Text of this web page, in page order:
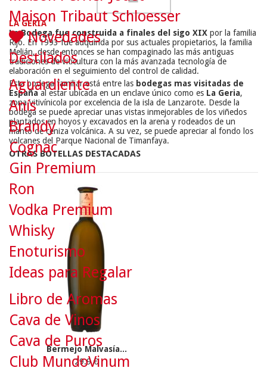
LA GERIA
La Bodega fue construida a finales del sigo XIX por la familia
Rijo. En 1993 fue adquirida por sus actuales propietarios, la familia
Melián, desde entonces se han compaginado las más antiguas
tradiciones de viticultura con la más avanzada tecnología de
elaboración en el seguimiento del control de calidad.
Esta bodega familiar está entre las bodegas mas visitadas de
Españaal estar ubicada en un enclave único como es La Geria,
zona vitivínicola por excelencia de la isla de Lanzarote. Desde la
bodega se puede apreciar unas vistas inmejorables de los viñedos
plantados en hoyos y excavados en la arena y rodeados de un
manto de ceniza volcánica. A su vez, se puede apreciar al fondo los
volcanes del Parque Nacional de Timanfaya.
OTRAS BOTELLAS DESTACADAS
Bermejo Malvasía...
29.9 €
Maison Tribaut Schloesser
Novedades
Destilados
Aguardiente
Anís
Brandy
Cognac
Gin Premium
Ron
Vodka Premium
Whisky
Enoturismo
Ideas para Regalar
Libro de Aromas
Cava de Vinos
Cava de Puros
Club MundoVinum